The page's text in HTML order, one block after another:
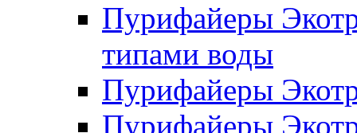
Пурифайеры
типами воды
Пурифайеры
Пурифайеры